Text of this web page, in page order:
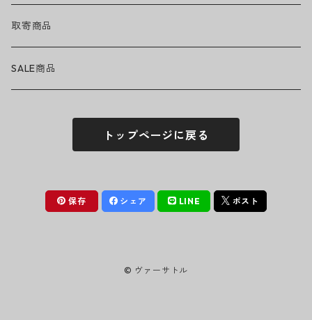
GUNS N' ROSES
LADY GAGA
MICHAEL JACKSON
MY CHEMICAL ROMANCE
ヘルメット・プロテクター
アクセサリー・小物
ハット
トップス
Tシャツ・ロングTシャツ
ボトムス
パンツ・ズボン
バッグ・ポーチ
サングラス
フィギュア
取寄商品
SALE商品
トップページに戻る
保存 シェア LINE ポスト
© ヴァーサトル